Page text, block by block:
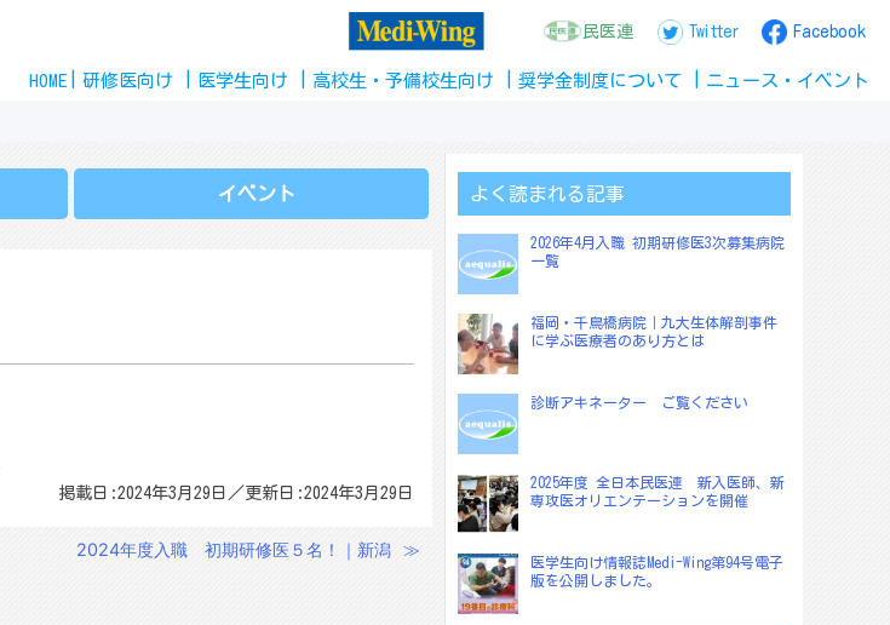
content
民医連 Twitter Facebook
HOME 研修医向け 医学生向け 高校生 ・ 予備校生向け 奨学金制度 について ニュース ・ イベント
イベント
掲載日:2024年3月29日／更新日:2024年3月29日
2024年度入職 初期研修医５名！｜新潟 ≫
よく読まれる記事
2026年4月入職 初期研修医3次募集病院
一覧
福岡・千鳥橋病院｜九大生体解剖事件
に学ぶ医療者のあり方とは
診断アキネーター ご覧ください
2025年度 全日本民医連 新入医師、新
専攻医オリエンテーションを開催
医学生向け情報誌Medi-Wing第94号電子
版を公開しました。